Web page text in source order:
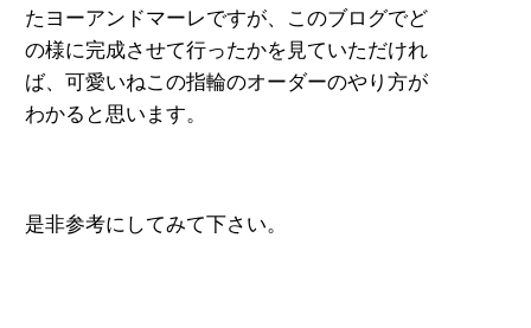
たヨーアンドマーレですが、このブログでど
の様に完成させて行ったかを見ていただけれ
ば、可愛いねこの指輪のオーダーのやり方が
わかると思います。
是非参考にしてみて下さい。